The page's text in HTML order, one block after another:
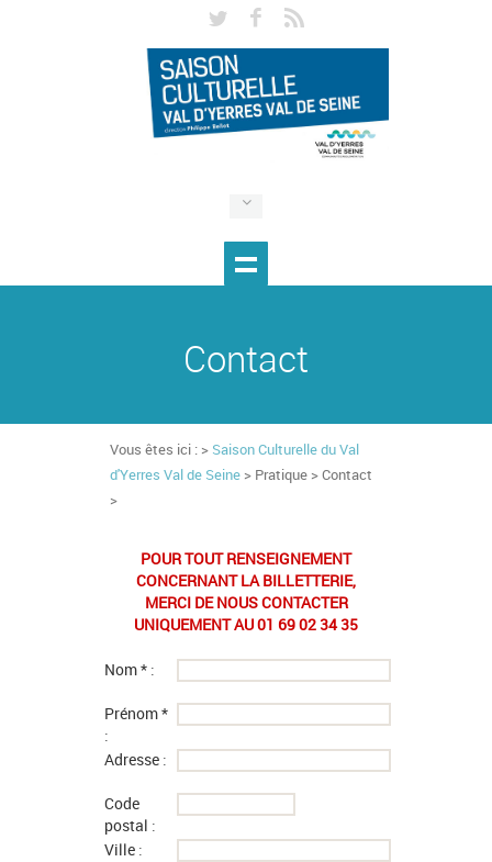
Contact
Vous êtes ici : > Saison Culturelle du Val
d'Yerres Val de Seine > Pratique > Contact
>
POUR TOUT RENSEIGNEMENT
CONCERNANT LA BILLETTERIE,
MERCI DE NOUS CONTACTER
UNIQUEMENT AU 01 69 02 34 35
Nom * :
Prénom *
:
Adresse :
Code
postal :
Ville :